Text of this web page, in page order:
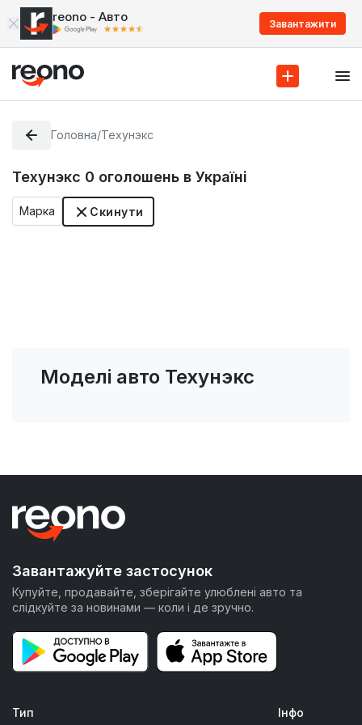
reono - Авто Завантажити
Головна/Техунэкс
Техунэкс 0 оголошень в Україні
Марка Скинути
Моделі авто Техунэкс
Завантажуйте застосунок
Купуйте, продавайте, зберігайте улюблені авто та
слідкуйте за новинами — коли і де зручно.
Тип Інфо